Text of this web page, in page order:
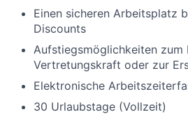
Einen sicheren Arbeitsplatz
Discounts
Aufstiegsmöglichkeiten zum
Vertretungskraft oder zur
Elektronische
30 Urlaubstage (Vollzeit)